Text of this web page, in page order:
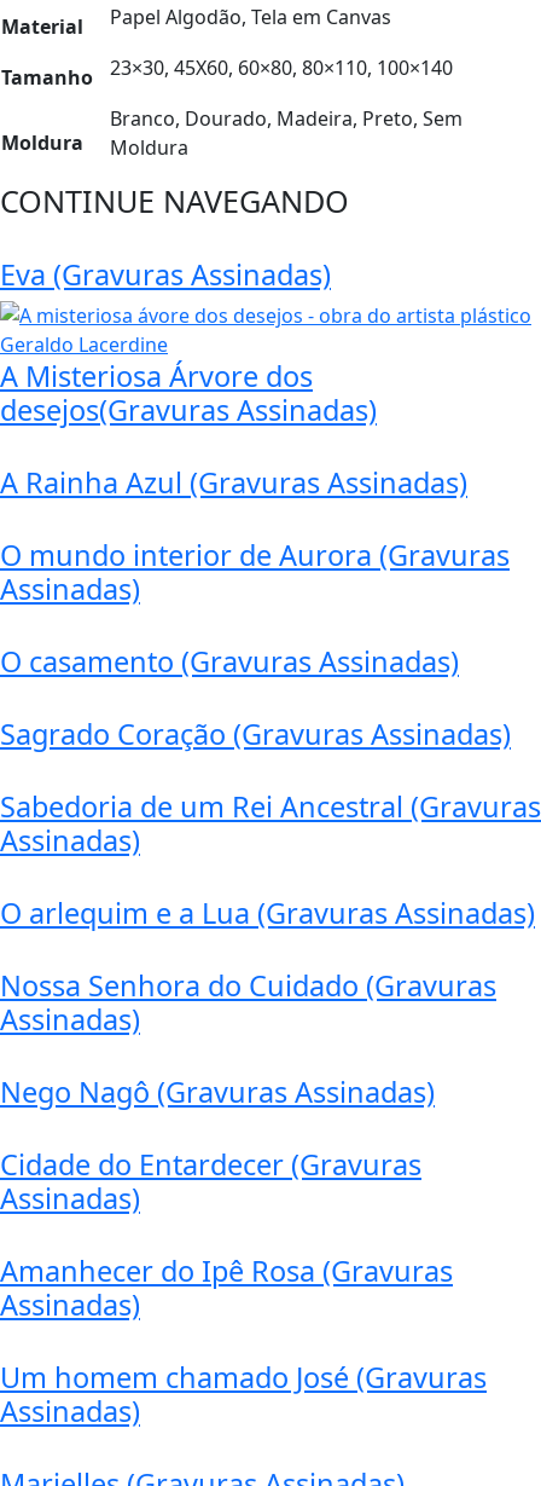
Material
Papel Algodão, Tela em Canvas
Tamanho 23×30, 45X60, 60×80, 80×110, 100×140
Moldura
Branco, Dourado, Madeira, Preto, Sem
Moldura
CONTINUE NAVEGANDO
Eva (Gravuras Assinadas)
A Misteriosa Árvore dos
desejos(Gravuras Assinadas)
A Rainha Azul (Gravuras Assinadas)
O mundo interior de Aurora (Gravuras
Assinadas)
O casamento (Gravuras Assinadas)
Sagrado Coração (Gravuras Assinadas)
Sabedoria de um Rei Ancestral (Gravuras
Assinadas)
O arlequim e a Lua (Gravuras Assinadas)
Nossa Senhora do Cuidado (Gravuras
Assinadas)
Nego Nagô (Gravuras Assinadas)
Cidade do Entardecer (Gravuras
Assinadas)
Amanhecer do Ipê Rosa (Gravuras
Assinadas)
Um homem chamado José (Gravuras
Assinadas)